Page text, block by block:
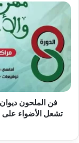
فن
ديوان
المظاهر
الحضارية
للمغاربة
مراكش
تشعل
الأضواء
على
فن الملحون
تشعل الأضواء على